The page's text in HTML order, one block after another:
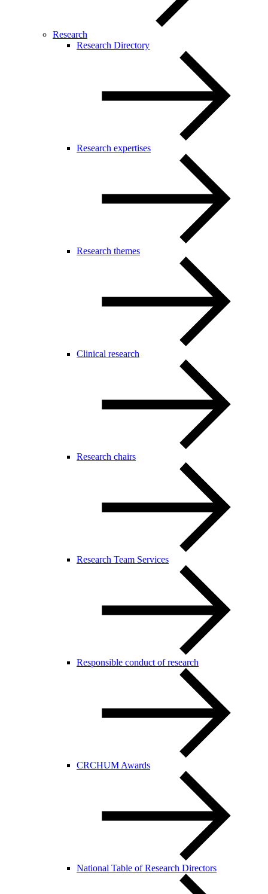
Research
Research Directory
Research expertises
Research themes
Clinical research
Research chairs
Research Team Services
Responsible conduct of research
CRCHUM Awards
National Table of Research Directors